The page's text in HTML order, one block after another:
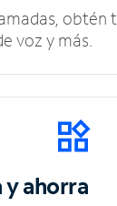
obtén
voz y más.
y ahorra